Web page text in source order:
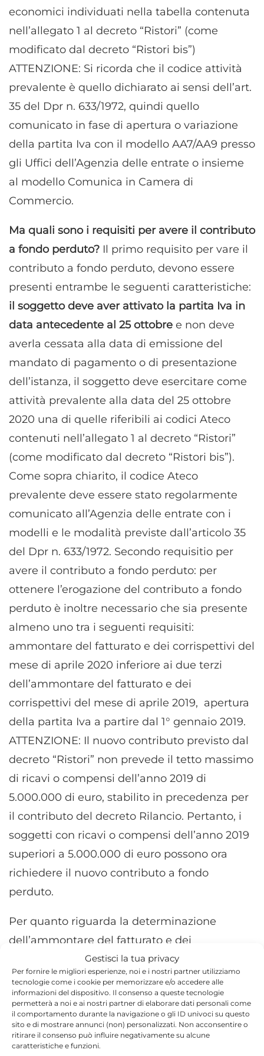
Gestisci la tua privacy
Per fornire le migliori esperienze, noi e i nostri partner utilizziamo
tecnologie come i cookie per memorizzare e/o accedere alle
informazioni del dispositivo. Il consenso a queste tecnologie
permetterà a noi e ai nostri partner di elaborare dati personali come
il comportamento durante la navigazione o gli ID univoci su questo
sito e di mostrare annunci (non) personalizzati. Non acconsentire o
ritirare il consenso può influire negativamente su alcune
caratteristiche e funzioni.
economici individuati nella tabella contenuta
nell’allegato 1 al decreto “Ristori” (come
modificato dal decreto “Ristori bis”)
ATTENZIONE: Si ricorda che il codice attività
prevalente è quello dichiarato ai sensi dell’art.
35 del Dpr n. 633/1972, quindi quello
comunicato in fase di apertura o variazione
della partita Iva con il modello AA7/AA9 presso
gli Uffici dell’Agenzia delle entrate o insieme
al modello Comunica in Camera di
Commercio.
Ma quali sono i requisiti per avere il contributo
a fondo perduto? Il primo requisito per vare il
contributo a fondo perduto, devono essere
presenti entrambe le seguenti caratteristiche:
il soggetto deve aver attivato la partita Iva in
data antecedente al 25 ottobre e non deve
averla cessata alla data di emissione del
mandato di pagamento o di presentazione
dell’istanza, il soggetto deve esercitare come
attività prevalente alla data del 25 ottobre
2020 una di quelle riferibili ai codici Ateco
contenuti nell’allegato 1 al decreto “Ristori”
(come modificato dal decreto “Ristori bis”).
Come sopra chiarito, il codice Ateco
prevalente deve essere stato regolarmente
comunicato all’Agenzia delle entrate con i
modelli e le modalità previste dall’articolo 35
del Dpr n. 633/1972. Secondo requisitio per
avere il contributo a fondo perduto: per
ottenere l’erogazione del contributo a fondo
perduto è inoltre necessario che sia presente
almeno uno tra i seguenti requisiti:
ammontare del fatturato e dei corrispettivi del
mese di aprile 2020 inferiore ai due terzi
dell’ammontare del fatturato e dei
corrispettivi del mese di aprile 2019, apertura
della partita Iva a partire dal 1° gennaio 2019.
ATTENZIONE: Il nuovo contributo previsto dal
decreto “Ristori” non prevede il tetto massimo
di ricavi o compensi dell’anno 2019 di
5.000.000 di euro, stabilito in precedenza per
il contributo del decreto Rilancio. Pertanto, i
soggetti con ricavi o compensi dell’anno 2019
superiori a 5.000.000 di euro possono ora
richiedere il nuovo contributo a fondo
perduto.
Per quanto riguarda la determinazione
dell’ammontare del fatturato e dei
corrispettivi dei mesi di aprile 2020 e aprile
2019, occorre far riferimento alla data di
effettuazione delle operazioni di cessione dei
beni e di prestazione dei servizi. A tal fine,
sono validi i chiarimenti contenuti nella